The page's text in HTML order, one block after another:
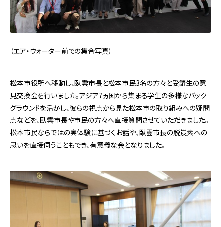
（エア・ウォーター前での集合写真）
松本市役所へ移動し、臥雲市長と松本市民3名の方々と受講生の意
見交換会を行いました。アジア7ヵ国から集まる学生の多様なバック
グラウンドを活かし、彼らの視点から見た松本市の取り組みへの疑問
点などを、臥雲市長や市民の方々へ直接質問させていただきました。
松本市民ならではの実体験に基づくお話や、臥雲市長の脱炭素への
思いを直接伺うこともでき、有意義な会となりました。